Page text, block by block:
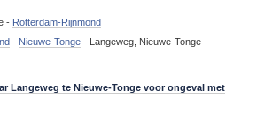
- Rotterdam-Rijnmond
- Nieuwe-Tonge- Langeweg, Nieuwe-Tonge
Langeweg te Nieuwe-Tonge voor ongeval met